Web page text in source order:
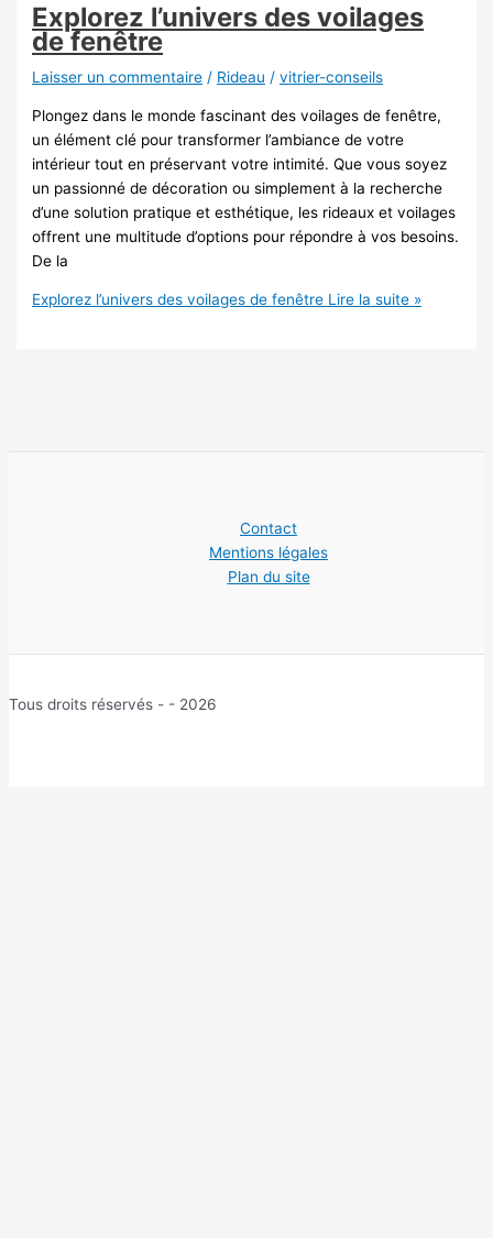
Explorez l’univers des voilages
de fenêtre
Laisser un commentaire / Rideau /vitrier-conseils
Plongez dans le monde fascinant des voilages de fenêtre,
un élément clé pour transformer l’ambiance de votre
intérieur tout en préservant votre intimité. Que vous soyez
un passionné de décoration ou simplement à la recherche
d’une solution pratique et esthétique, les rideaux et voilages
offrent une multitude d’options pour répondre à vos besoins.
De la
Explorez l’univers des voilages de fenêtre Lire la suite »
Contact
Mentions légales
Plan du site
Tous droits réservés - - 2026